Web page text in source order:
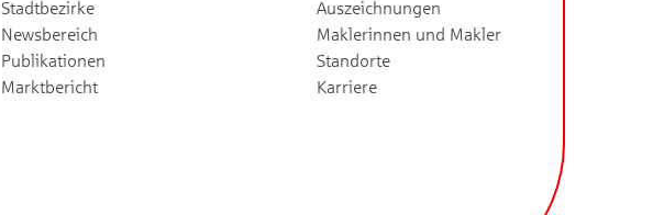
Stadtbezirke
Newsbereich
Publikationen
Marktbericht
Auszeichnungen
Maklerinnen und Makler
Standorte
Karriere